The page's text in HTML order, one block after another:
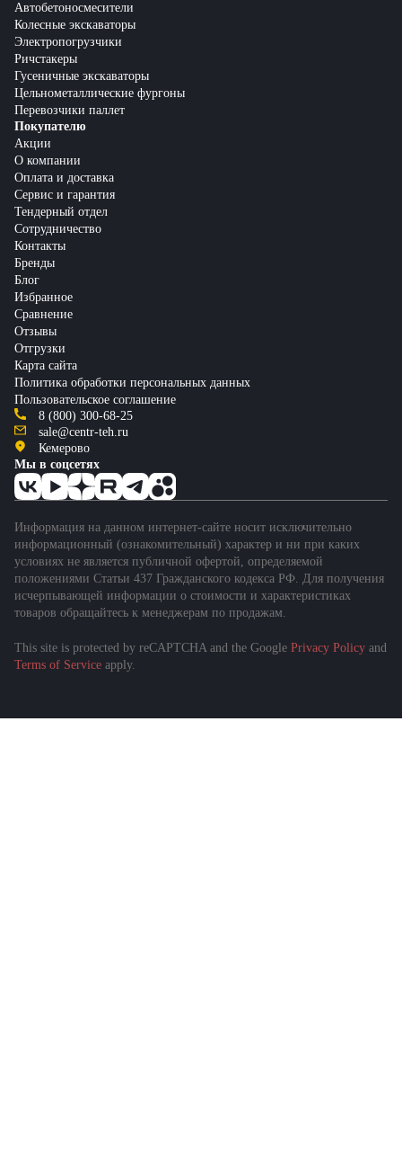
Автобетоносмесители
Колесные экскаваторы
Электропогрузчики
Ричстакеры
Гусеничные экскаваторы
Цельнометаллические фургоны
Перевозчики паллет
Покупателю
Акции
О компании
Оплата и доставка
Сервис и гарантия
Тендерный отдел
Сотрудничество
Контакты
Бренды
Блог
Избранное
Сравнение
Отзывы
Отгрузки
Карта сайта
Политика обработки персональных данных
Пользовательское соглашение
8 (800) 300-68-25
sale@centr-teh.ru
Кемерово
Мы в соцсетях
Информация на данном интернет-сайте носит исключительно
информационный (ознакомительный) характер и ни при каких
условиях не является публичной офертой, определяемой
положениями Статьи 437 Гражданского кодекса РФ. Для получения
исчерпывающей информации о стоимости и характеристиках
товаров обращайтесь к менеджерам по продажам.
This site is protected by reCAPTCHA and the Google Privacy Policy and
Terms of Service apply.
Подобрать спецтехнику
за 1 минуту